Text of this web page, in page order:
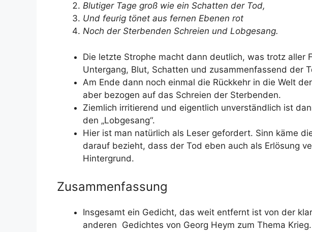
Blutiger Tage groß wie ein Schatten der Tod,
Und feurig tönet aus fernen Ebenen rot
Noch der Sterbenden Schreien und Lobgesang.
Die letzte Strophe macht dann deutlich, was trotz aller
Untergang, Blut, Schatten und zusammenfassend der
Am Ende dann noch einmal die Rückkehr in die Welt
aber bezogen auf das Schreien der Sterbenden.
Ziemlich irritierend und eigentlich unverständlich ist
den „Lobgesang“.
Hier ist man natürlich als Leser gefordert. Sinn käme
darauf bezieht, dass der Tod eben auch als Erlösung
Hintergrund.
Zusammenfassung
Insgesamt ein Gedicht, das weit entfernt ist von der
anderen Gedichtes von Georg Heym zum Thema Krieg.